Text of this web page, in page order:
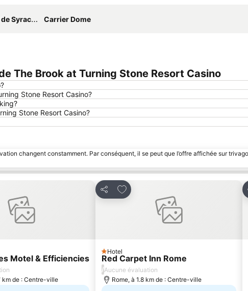
Hancock Carrier Dome
The Brook at Turning Stone Resort Casino
Stone Resort Casino?
Stone Resort Casino?
changent constamment. Par conséquent, il se peut que l’offre affichée sur
mes favoris
Motel & Efficiencies
km de : Centre-ville
Partager
Ajouter à mes favoris
1 Étoiles
Hotel
Red Carpet Inn Rome
/Aucune évaluation
Rome, à 1.8 km de : Centre-ville